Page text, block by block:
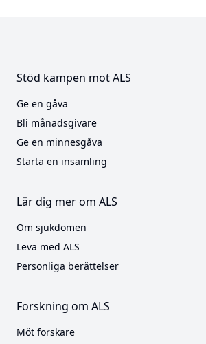
Stöd kampen mot ALS
Ge en gåva
Bli månadsgivare
Ge en minnesgåva
Starta en insamling
Lär dig mer om ALS
Om sjukdomen
Leva med ALS
Personliga berättelser
Forskning om ALS
Möt forskare